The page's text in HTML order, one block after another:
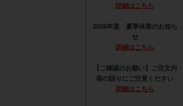
詳細はこちら
2026年度 夏季休業のお知ら
せ
詳細はこちら
【ご確認のお願い】ご注文内
容の誤りにご注意ください
詳細はこちら